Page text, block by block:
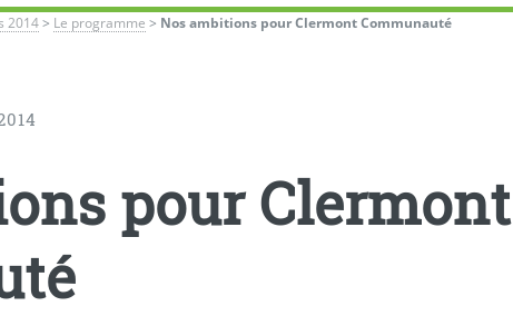
2014> Le programme > Nos ambitions pour Clermont Communauté
pour Clermont